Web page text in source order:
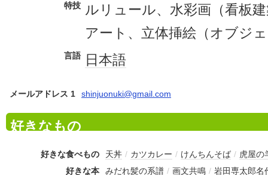
特技 ルリュール、水彩画（看板
アート、立体挿絵（オブジ
言語 日本語
メールアドレス 1 shinjuonuki@gmail.com
好きなもの
好きな食べもの 天丼 / カツカレー / けんちんそば / 虎屋の
好きな本
みだれ髪の系譜 / 画文共鳴 / 岩田専太郎名